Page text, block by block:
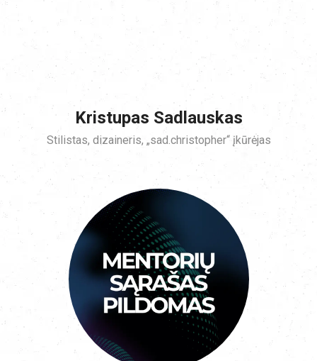
Kristupas Sadlauskas
Stilistas, dizaineris, „sad.christopher“ įkūrėjas